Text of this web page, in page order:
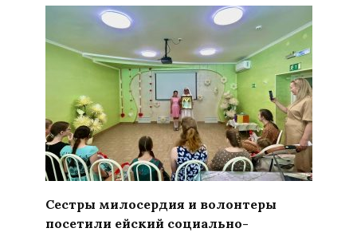
Сестры милосердия и волонтеры
посетили ейский социально-